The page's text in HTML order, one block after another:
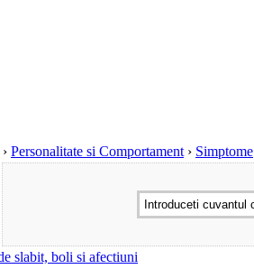
› Personalitate si Comportament › Simptome